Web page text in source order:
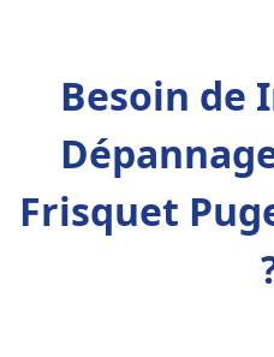
Besoin de
Frisquet